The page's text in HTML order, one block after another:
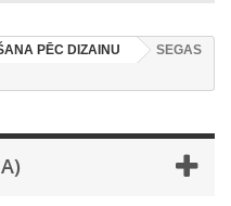
PĒC DIZAINU
SEGAS